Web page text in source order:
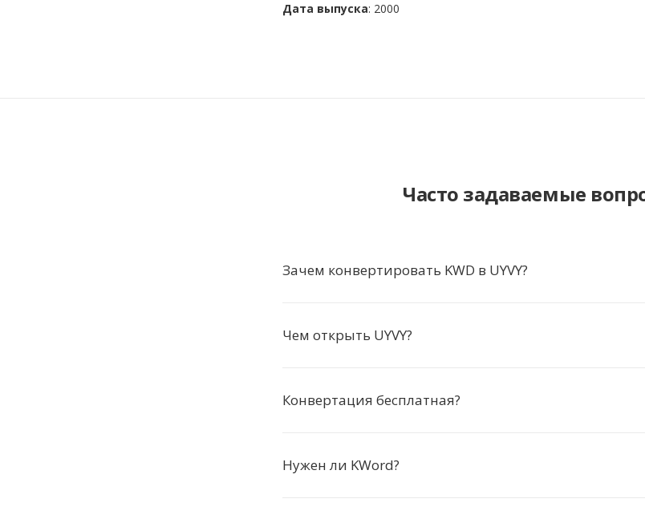
Дата выпуска: 2000
Часто задаваемые
Зачем конвертировать KWD в UYVY?
Чем открыть UYVY?
Конвертация бесплатная?
Нужен ли KWord?